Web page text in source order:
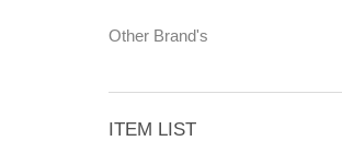
Other Brand's
ITEM LIST